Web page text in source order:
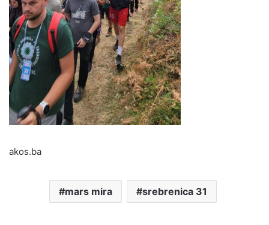
akos.ba
mars mira srebrenica 31